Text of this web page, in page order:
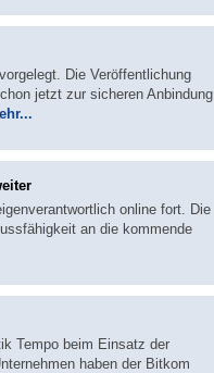
Die Veröffentlichung
jetzt zur sicheren Anbindung
online fort. Die
an die kommende
Tempo beim Einsatz der
haben der Bitkom